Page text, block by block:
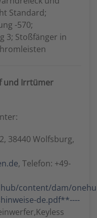
Standard;
-570;
3; Stoßfänger in
und Irrtümer
38440 Wolfsburg,
, Telefon: +49-
content/dam/
de.pdf**----